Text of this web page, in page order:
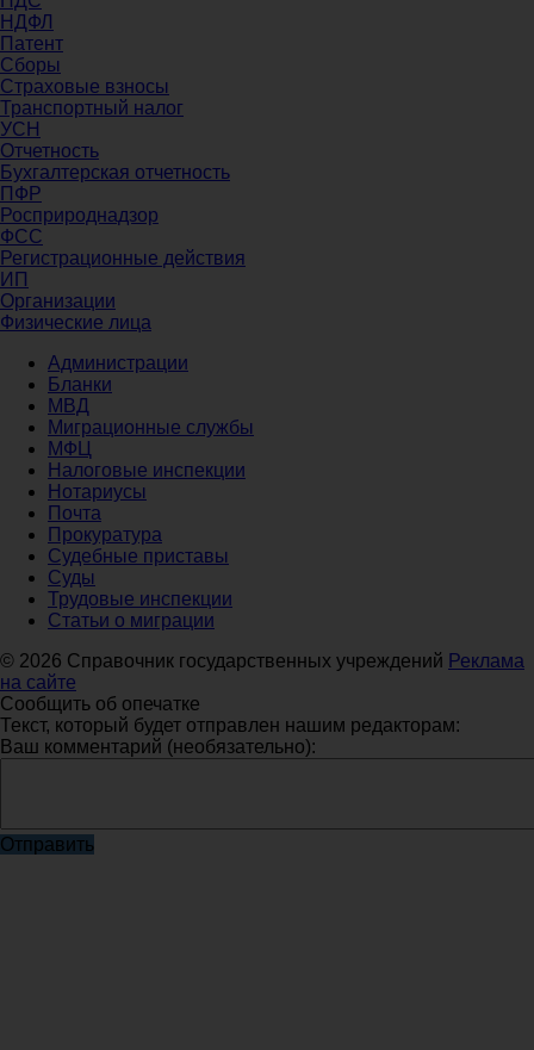
НДФЛ
Патент
Сборы
Страховые взносы
Транспортный налог
УСН
Отчетность
Бухгалтерская отчетность
ПФР
Росприроднадзор
ФСС
Регистрационные действия
ИП
Организации
Физические лица
Администрации
Бланки
МВД
Миграционные службы
МФЦ
Налоговые инспекции
Нотариусы
Почта
Прокуратура
Судебные приставы
Суды
Трудовые инспекции
Статьи о миграции
© 2026 Справочник государственных учреждений Реклама
на сайте
Сообщить об опечатке
Текст, который будет отправлен нашим редакторам:
Ваш комментарий (необязательно):
Отправить